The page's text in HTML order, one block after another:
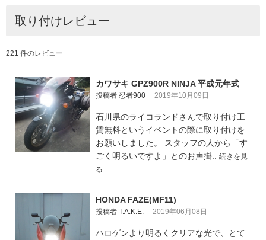
取り付けレビュー
221 件のレビュー
カワサキ GPZ900R NINJA 平成元年式
投稿者 忍者900 2019年10月09日
石川県のライコランドさんで取り付け工
賃無料というイベントの際に取り付けを
お願いしました。 スタッフの人から「す
ごく明るいですよ」とのお声掛.. 続きを見
る
HONDA FAZE(MF11)
投稿者 T.A.K.E. 2019年06月08日
ハロゲンより明るくクリアな光で、とて